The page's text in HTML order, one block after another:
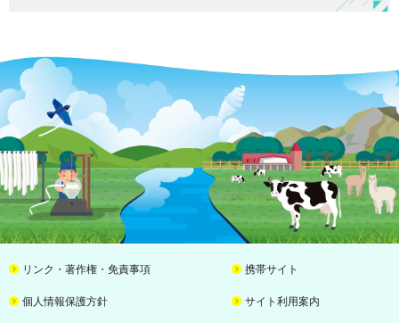
リンク・著作権・免責事項 携帯サイト
個人情報保護方針 サイト利用案内